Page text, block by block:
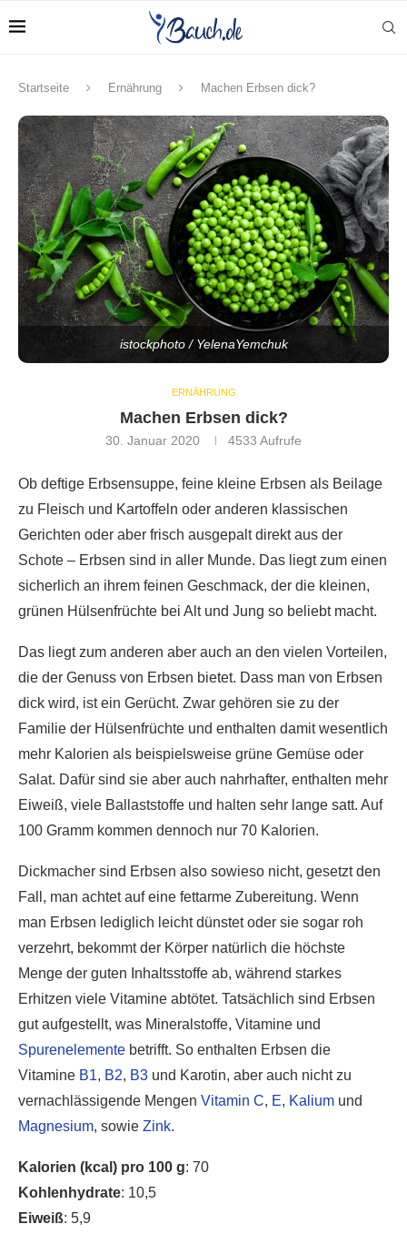
Startseite Ernährung Machen Erbsen dick?
istockphoto / YelenaYemchuk
ERNÄHRUNG
Machen Erbsen dick?
30. Januar 2020 4533 Aufrufe
Ob deftige Erbsensuppe, feine kleine Erbsen als Beilage
zu Fleisch und Kartoffeln oder anderen klassischen
Gerichten oder aber frisch ausgepalt direkt aus der
Schote – Erbsen sind in aller Munde. Das liegt zum einen
sicherlich an ihrem feinen Geschmack, der die kleinen,
grünen Hülsenfrüchte bei Alt und Jung so beliebt macht.
Das liegt zum anderen aber auch an den vielen Vorteilen,
die der Genuss von Erbsen bietet. Dass man von Erbsen
dick wird, ist ein Gerücht. Zwar gehören sie zu der
Familie der Hülsenfrüchte und enthalten damit wesentlich
mehr Kalorien als beispielsweise grüne Gemüse oder
Salat. Dafür sind sie aber auch nahrhafter, enthalten mehr
Eiweiß, viele Ballaststoffe und halten sehr lange satt. Auf
100 Gramm kommen dennoch nur 70 Kalorien.
Dickmacher sind Erbsen also sowieso nicht, gesetzt den
Fall, man achtet auf eine fettarme Zubereitung. Wenn
man Erbsen lediglich leicht dünstet oder sie sogar roh
verzehrt, bekommt der Körper natürlich die höchste
Menge der guten Inhaltsstoffe ab, während starkes
Erhitzen viele Vitamine abtötet. Tatsächlich sind Erbsen
gut aufgestellt, was Mineralstoffe, Vitamine und
Spurenelemente betrifft. So enthalten Erbsen die
Vitamine B1, B2, B3 und Karotin, aber auch nicht zu
vernachlässigende Mengen Vitamin C, E, Kalium und
Magnesium, sowie Zink.
Kalorien (kcal) pro 100 g: 70
Kohlenhydrate: 10,5
Eiweiß: 5,9